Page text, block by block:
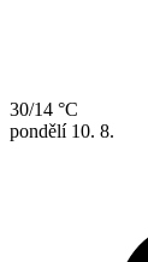
30/14 °C
pondělí 10. 8.